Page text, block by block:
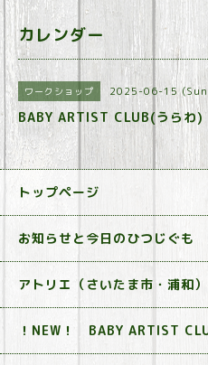
カレンダー
ワークショップ 2025-06-15
BABY ARTIST CLUB(うらわ)
トップページ
お知らせと今日のひつじぐも
アトリエ（さいたま市・浦和）
！NEW！ BABY ARTIST